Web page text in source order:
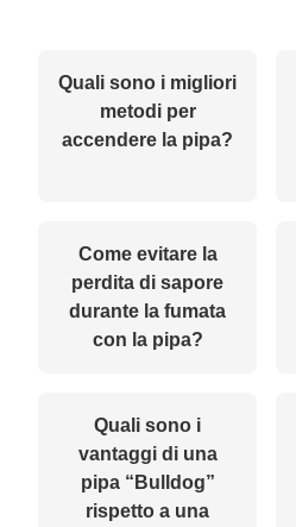
Quali sono i migliori
metodi per
accendere la pipa?
Come evitare la
perdita di sapore
durante la fumata
con la pipa?
Quali sono i
vantaggi di una
pipa “Bulldog”
rispetto a una